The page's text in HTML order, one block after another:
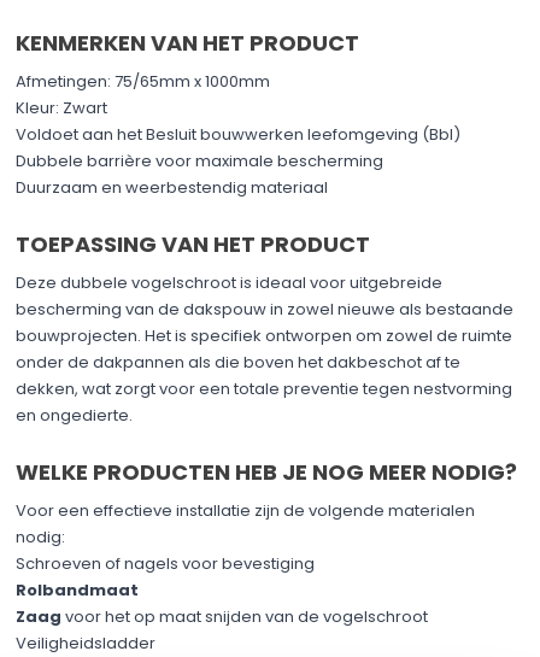
KENMERKEN VAN HET PRODUCT
Afmetingen: 75/65mm x 1000mm
Kleur: Zwart
Voldoet aan het Besluit bouwwerken leefomgeving (Bbl)
Dubbele barrière voor maximale bescherming
Duurzaam en weerbestendig materiaal
TOEPASSING VAN HET PRODUCT
Deze dubbele vogelschroot is ideaal voor uitgebreide
bescherming van de dakspouw in zowel nieuwe als bestaande
bouwprojecten. Het is specifiek ontworpen om zowel de ruimte
onder de dakpannen als die boven het dakbeschot af te
dekken, wat zorgt voor een totale preventie tegen nestvorming
en ongedierte.
WELKE PRODUCTEN HEB JE NOG MEER NODIG?
Voor een effectieve installatie zijn de volgende materialen
nodig:
Schroeven of nagels voor bevestiging
Rolbandmaat
Zaag voor het op maat snijden van de vogelschroot
Veiligheidsladder